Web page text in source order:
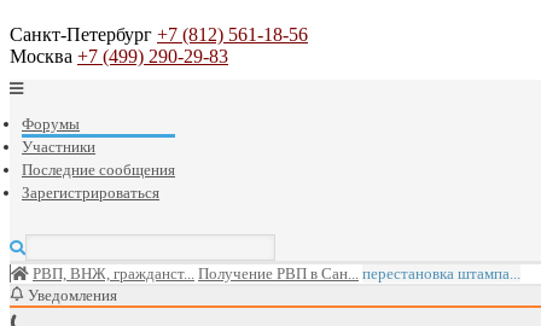
Санкт-Петербург +7 (812) 561-18-56
Москва +7 (499) 290-29-83
Форумы
Участники
Последние сообщения
Зарегистрироваться
РВП, ВНЖ, гражданст... Получение РВП в Сан... перестановка штампа...
Уведомления